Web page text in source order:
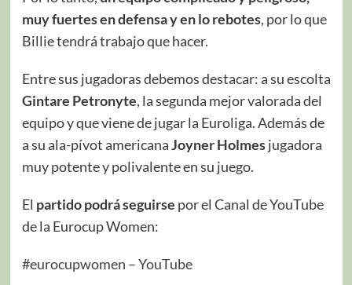
muy fuertes en defensa y en lo rebotes, por lo que
Billie tendrá trabajo que hacer.
Entre sus jugadoras debemos destacar: a su escolta
Gintare Petronyte, la segunda mejor valorada del
equipo y que viene de jugar la Euroliga. Además de
a su ala-pívot americanaJoyner Holmesjugadora
muy potente y polivalente en su juego.
El partido podrá seguirse por el Canal de YouTube
de la Eurocup Women:
#eurocupwomen – YouTube